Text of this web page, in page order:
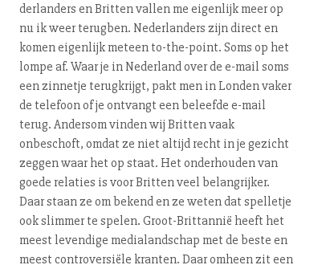
der­lan­ders en Britten vallen me eigenlijk meer op
nu ik weer terugben. Ne­der­lan­ders zijn direct en
komen eigenlijk meteen to-the-point. Soms op het
lompe af. Waar je in Nederland over de e-mail soms
een zinnetje terugkrijgt, pakt men in Londen vaker
de telefoon of je ontvangt een beleefde e-mail
terug. Andersom vinden wij Britten vaak
onbeschoft, omdat ze niet altijd recht in je gezicht
zeggen waar het op staat. Het onderhouden van
goede relaties is voor Britten veel be­lang­rij­ker.
Daar staan ze om bekend en ze weten dat spelletje
ook slimmer te spelen. Groot-Brit­tan­nië heeft het
meest levendige me­dia­land­schap met de beste en
meest controversiële kranten. Daar omheen zit een